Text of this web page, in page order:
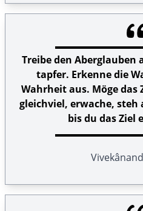
Treibe den Aberglauben
tapfer. Erkenne die
Wahrheit aus. Möge das
gleichviel, erwache,
bis du das Ziel